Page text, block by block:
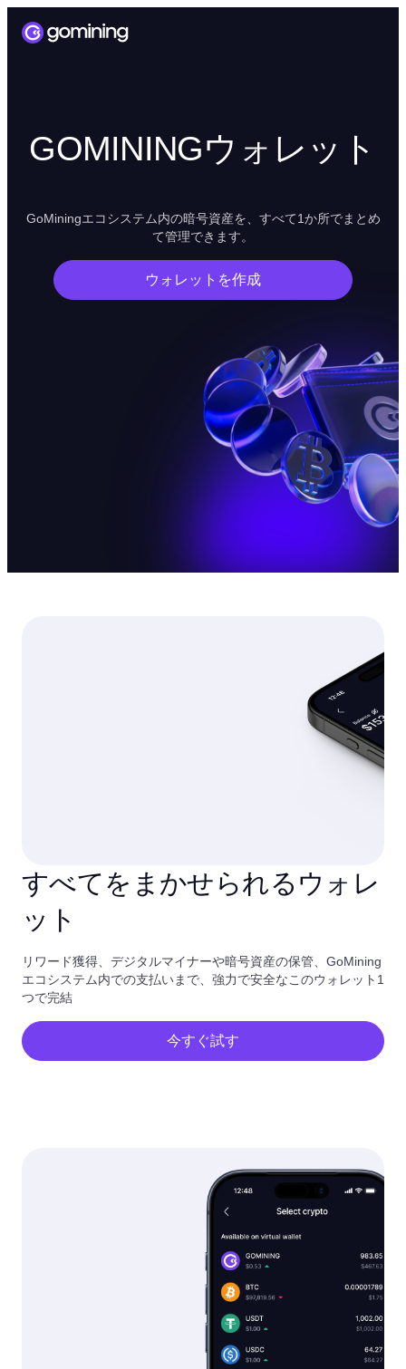
GOMININGウォレット
GoMiningエコシステム内の暗号資産を、すべて1か所でまとめ
て管理できます。
ウォレットを作成
すべてをまかせられるウォレ
ット
リワード獲得、デジタルマイナーや暗号資産の保管、GoMining
エコシステム内での支払いまで、強力で安全なこのウォレット1
つで完結
今すぐ試す